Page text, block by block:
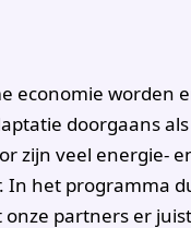
economie worden
doorgaans
zijn veel energie-
In het programma
partners er